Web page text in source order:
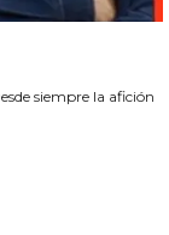
siempre la afición